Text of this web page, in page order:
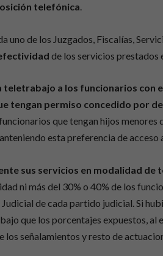
telefónica.
uno de los Juzgados, Fiscalías,
de los servicios prestados
teletrabajo a los funcionarios con
tengan permiso concedido por
que tengan hijos menores
esta preferencia de
sus servicios en modalidad de
ni más del 30% o 40% de los
de cada partido judicial. Si
que los porcentajes expuestos, al
los señalamientos y resto de